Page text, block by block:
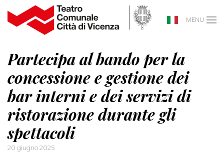
MENU
Partecipa al bando per la
concessione e gestione dei
bar interni e dei servizi di
ristorazione durante gli
spettacoli
20 giugno 2025